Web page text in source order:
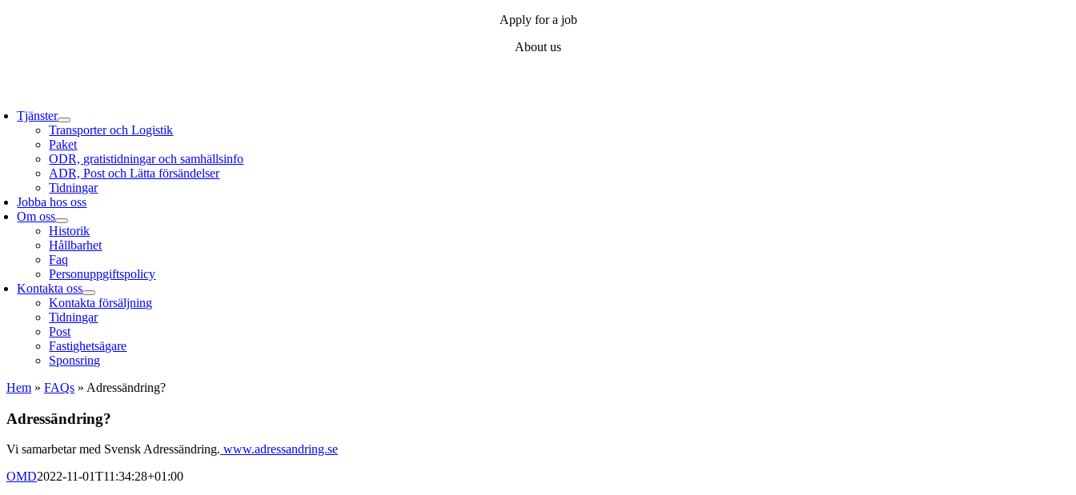
Apply for a job
About us
Tjänster
Transporter och Logistik
Paket
ODR, gratistidningar och samhällsinfo
ADR, Post och Lätta försändelser
Tidningar
Jobba hos oss
Om oss
Historik
Hållbarhet
Faq
Personuppgiftspolicy
Kontakta oss
Kontakta försäljning
Tidningar
Post
Fastighetsägare
Sponsring
Hem » FAQs » Adressändring?
Adressändring?
Vi samarbetar med Svensk Adressändring. www.adressandring.se
OMD2022-11-01T11:34:28+01:00